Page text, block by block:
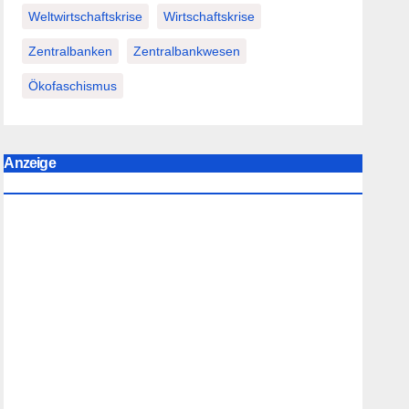
Weltwirtschaftskrise Wirtschaftskrise
Zentralbanken Zentralbankwesen
Ökofaschismus
Anzeige